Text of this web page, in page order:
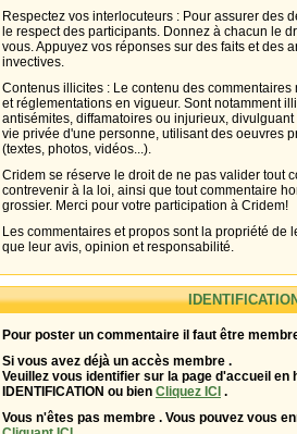
Respectez vos interlocuteurs : Pour assurer des
le respect des participants. Donnez à chacun le
vous. Appuyez vos réponses sur des faits et des
invectives.
Contenus illicites : Le contenu des
et réglementations en vigueur. Sont notamment
antisémites, diffamatoires ou injurieux,
vie privée d'une personne, utilisant des oeuvres
(textes, photos, vidéos...).
Cridem se réserve le droit de ne pas valider tout
contrevenir à la loi, ainsi que tout commentaire
grossier. Merci pour votre participation à Cridem!
Les commentaires et propos sont la propriété de
que leur avis, opinion et responsabilité.
Pour poster un commentaire il faut être
Si vous avez déjà un accès membre .
Veuillez vous identifier sur la page d'accueil en
IDENTIFICATION ou bien Cliquez ICI .
Vous n'êtes pas membre . Vous pouvez vous